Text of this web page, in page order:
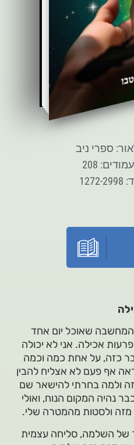
ספרי ניב
208
שאוכל יום אחד
אכילה. אני לא יכולה
כזה, על אחת כמה וכמה
אף פעם לא אצליח להבין
ולמה בחרתי להישאר שם
נהיה המקום הנוח, ואולי
ולסטות מהמטרה שלי.
של השלמה, סליחה עצמית